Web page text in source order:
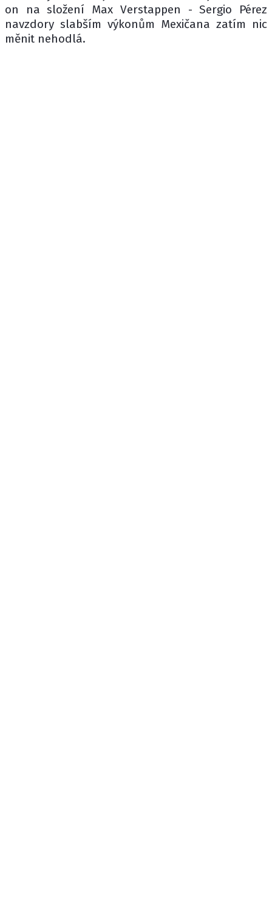
on na složení Max Verstappen - Sergio Pérez
navzdory slabším výkonům Mexičana zatím nic
měnit nehodlá.